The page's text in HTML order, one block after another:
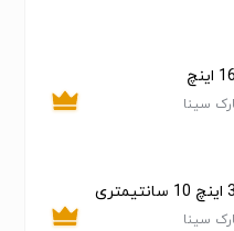
سینا
سینا